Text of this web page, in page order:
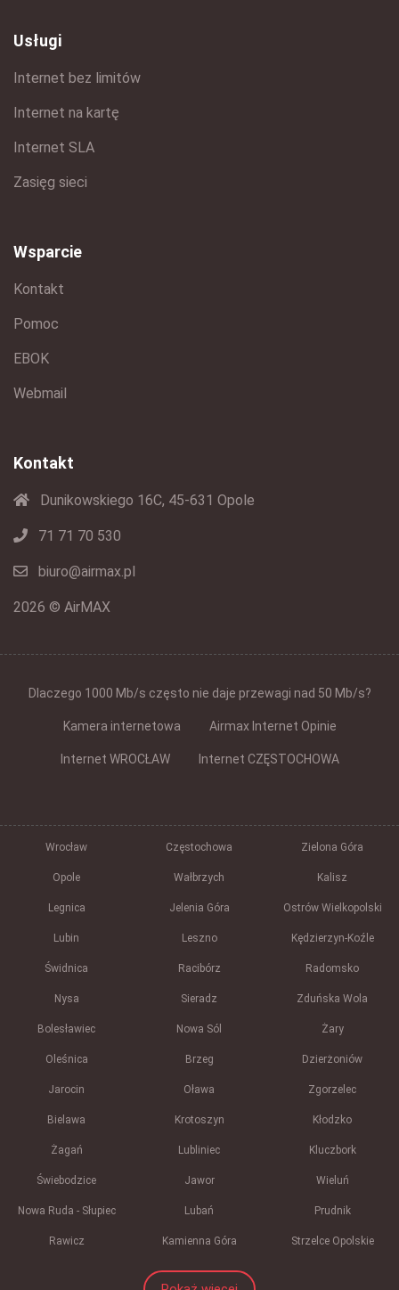
Usługi
Internet bez limitów
Internet na kartę
Internet SLA
Zasięg sieci
Wsparcie
Kontakt
Pomoc
EBOK
Webmail
Kontakt
Dunikowskiego 16C, 45-631 Opole
71 71 70 530
biuro@airmax.pl
2026 © AirMAX
Dlaczego 1000 Mb/s często nie daje przewagi nad 50 Mb/s?
Kamera internetowa Airmax Internet Opinie
Internet WROCŁAW Internet CZĘSTOCHOWA
Wrocław Częstochowa Zielona Góra
Opole Wałbrzych Kalisz
Legnica Jelenia Góra Ostrów Wielkopolski
Lubin Leszno Kędzierzyn-Koźle
Świdnica Racibórz Radomsko
Nysa Sieradz Zduńska Wola
Bolesławiec Nowa Sól Żary
Oleśnica Brzeg Dzierżoniów
Jarocin Oława Zgorzelec
Bielawa Krotoszyn Kłodzko
Żagań Lubliniec Kluczbork
Świebodzice Jawor Wieluń
Nowa Ruda - Słupiec Lubań Prudnik
Rawicz Kamienna Góra Strzelce Opolskie